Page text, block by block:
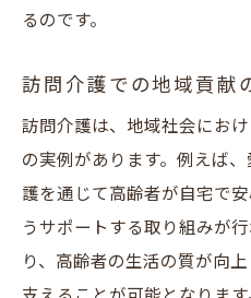
安城市の移動支援
訪問介護求人での
るのです。
訪問介護での地域貢献
訪問介護は、地域社会にお
の実例があります。例えば
護を通じて高齢者が自宅で
うサポートする取り組みが
り、高齢者の生活の質が向